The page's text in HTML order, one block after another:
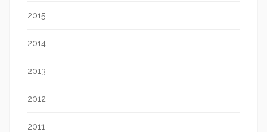
2015
2014
2013
2012
2011